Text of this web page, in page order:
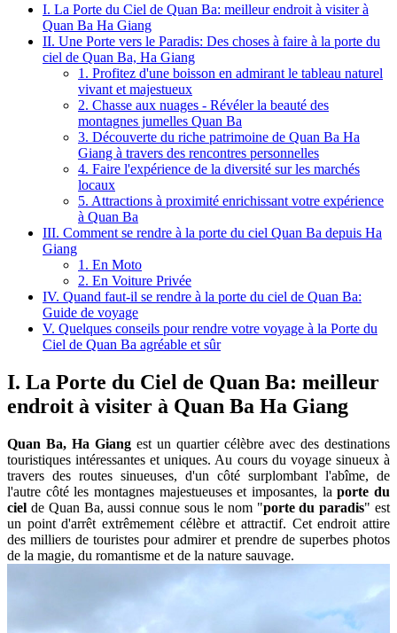
I. La Porte du Ciel de Quan Ba: meilleur endroit à visiter à
Quan Ba Ha Giang
II. Une Porte vers le Paradis: Des choses à faire à la porte du
ciel de Quan Ba, Ha Giang
1. Profitez d'une boisson en admirant le tableau naturel
vivant et majestueux
2. Chasse aux nuages - Révéler la beauté des
montagnes jumelles Quan Ba
3. Découverte du riche patrimoine de Quan Ba Ha
Giang à travers des rencontres personnelles
4. Faire l'expérience de la diversité sur les marchés
locaux
5. Attractions à proximité enrichissant votre expérience
à Quan Ba
III. Comment se rendre à la porte du ciel Quan Ba depuis Ha
Giang
1. En Moto
2. En Voiture Privée
IV. Quand faut-il se rendre à la porte du ciel de Quan Ba:
Guide de voyage
V. Quelques conseils pour rendre votre voyage à la Porte du
Ciel de Quan Ba agréable et sûr
I. La Porte du Ciel de Quan Ba: meilleur
endroit à visiter à Quan Ba Ha Giang
Quan Ba, Ha Giang est un quartier célèbre avec des destinations
touristiques intéressantes et uniques. Au cours du voyage sinueux à
travers des routes sinueuses, d'un côté surplombant l'abîme, de
l'autre côté les montagnes majestueuses et imposantes, laporte du
ciel de Quan Ba, aussi connue sous le nom "porte du paradis" est
un point d'arrêt extrêmement célèbre et attractif. Cet endroit attire
des milliers de touristes pour admirer et prendre de superbes photos
de la magie, du romantisme et de la nature sauvage.